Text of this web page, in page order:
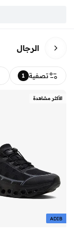
الرجال
تصفية 1
الأكثر مشاهدة
ADIB